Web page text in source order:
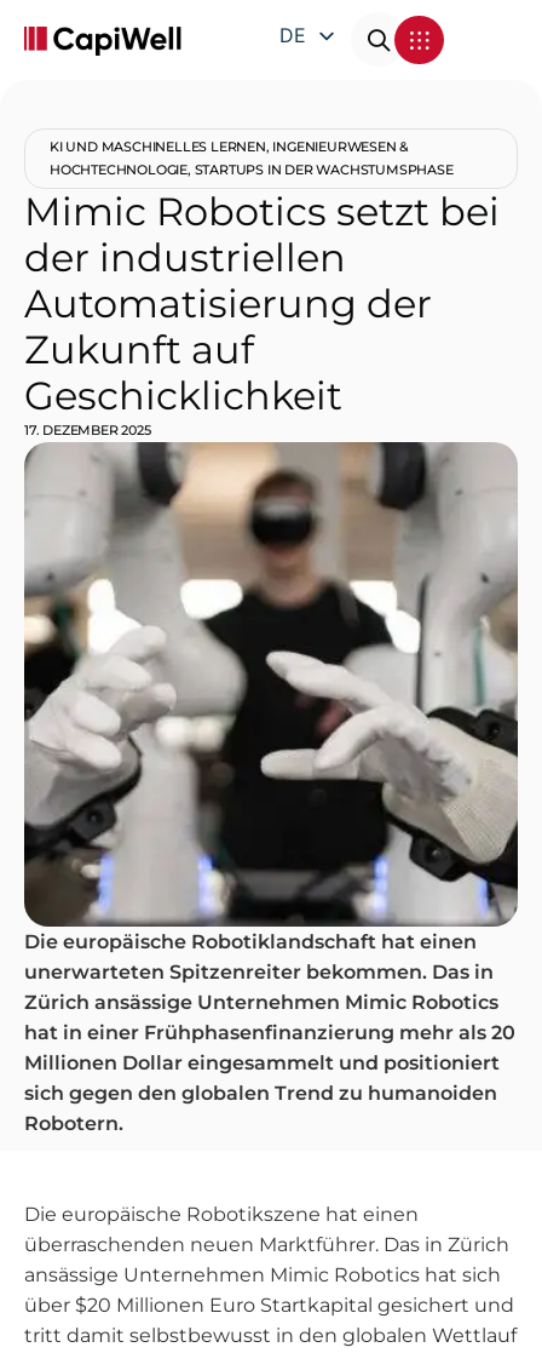
DE
IT
KI UND MASCHINELLES LERNEN, INGENIEURWESEN &
HOCHTECHNOLOGIE, STARTUPS IN DER WACHSTUMSPHASE
Mimic Robotics setzt bei
der industriellen
Automatisierung der
Zukunft auf
Geschicklichkeit
17. DEZEMBER 2025
Die europäische Robotiklandschaft hat einen
unerwarteten Spitzenreiter bekommen. Das in
Zürich ansässige Unternehmen Mimic Robotics
hat in einer Frühphasenfinanzierung mehr als 20
Millionen Dollar eingesammelt und positioniert
sich gegen den globalen Trend zu humanoiden
Robotern.
Die europäische Robotikszene hat einen
überraschenden neuen Marktführer. Das in Zürich
ansässige Unternehmen Mimic Robotics hat sich
über $20 Millionen Euro Startkapital gesichert und
tritt damit selbstbewusst in den globalen Wettlauf